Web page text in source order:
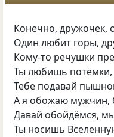
Конечно, дружочек,
Один любит горы,
Кому-то речушки
Ты любишь потёмки,
Тебе подавай
А я обожаю мужчин,
Давай обойдёмся,
Ты носишь